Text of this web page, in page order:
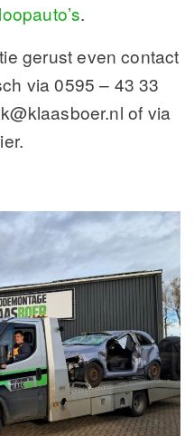
.
gerust even contact
via 0595 – 43 33
of via